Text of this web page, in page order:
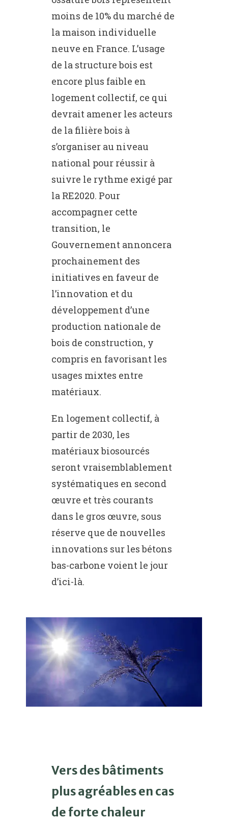
moins de 10% du marché de
la maison individuelle
neuve en France. L’usage
de la structure bois est
encore plus faible en
logement collectif, ce qui
devrait amener les acteurs
de la filière bois à
s’organiser au niveau
national pour réussir à
suivre le rythme exigé par
la RE2020. Pour
accompagner cette
transition, le
Gouvernement annoncera
prochainement des
initiatives en faveur de
l’innovation et du
développement d’une
production nationale de
bois de construction, y
compris en favorisant les
usages mixtes entre
matériaux.
En logement collectif, à
partir de 2030, les
matériaux biosourcés
seront vraisemblablement
systématiques en second
œuvre et très courants
dans le gros œuvre, sous
réserve que de nouvelles
innovations sur les bétons
bas-carbone voient le jour
d’ici-là.
Vers des bâtiments
plus agréables en cas
de forte chaleur